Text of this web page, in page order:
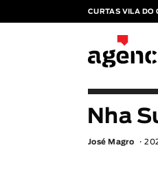
CURTAS VILA DO
Nha
José Magro